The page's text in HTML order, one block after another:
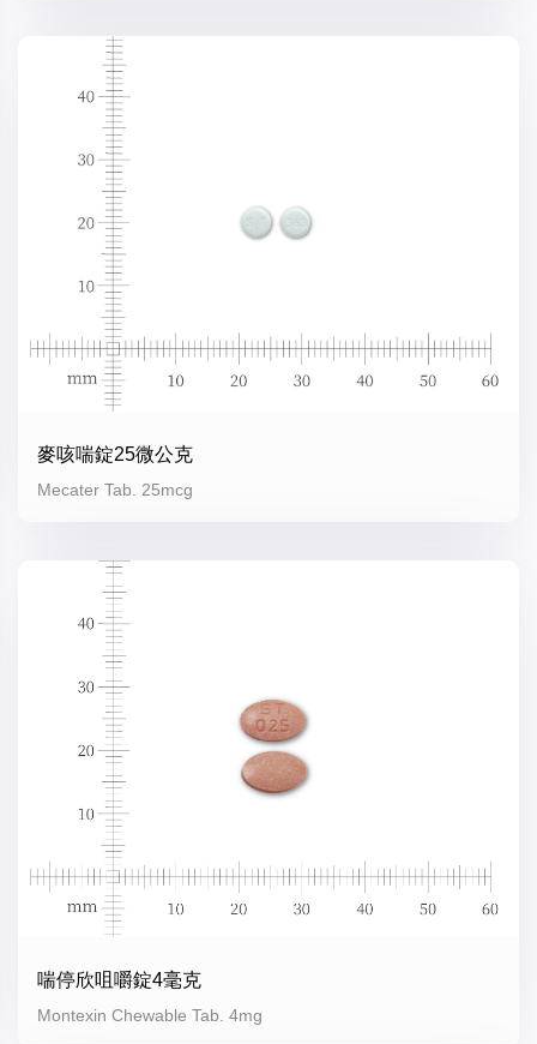
麥咳喘錠25微公克
Mecater Tab. 25mcg
喘停欣咀嚼錠4毫克
Montexin Chewable Tab. 4mg